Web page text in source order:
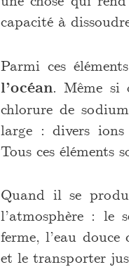
capacité à
Parmi ces
l’océan. Même si
chlorure de
large : divers
Tous ces éléments
Quand il se
l’atmosphère : le
ferme, l’eau
et le transporter